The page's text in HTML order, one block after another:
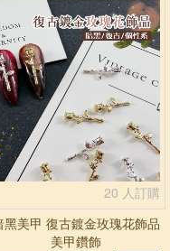
20 人訂購
黑美甲 復古鍍金玫瑰花飾品
美甲鑽飾